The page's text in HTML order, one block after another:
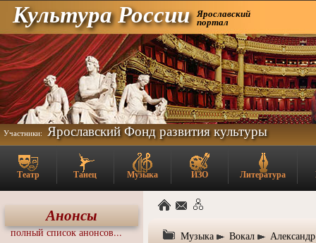
Культура России Ярославский
портал
Участники: Ярославский Фонд развития культуры
Театр Танец Музыка ИЗО Литература
Анонсы
полный список анонсов... Музыка Вокал